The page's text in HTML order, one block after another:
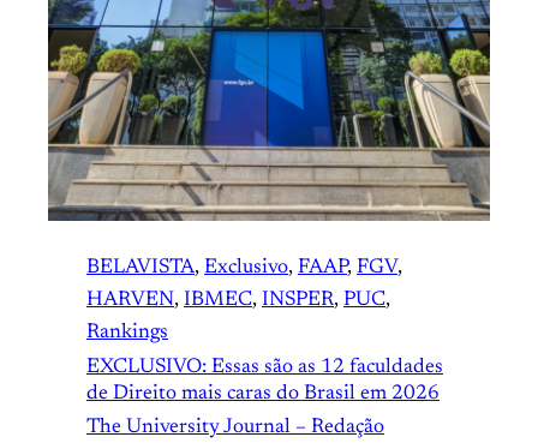
BELAVISTA, Exclusivo, FAAP, FGV
HARVEN, IBMEC, INSPER, PUC
Rankings
EXCLUSIVO: Essas são as 12 faculdades
de Direito mais caras do Brasil em 2026
The University Journal – Redação